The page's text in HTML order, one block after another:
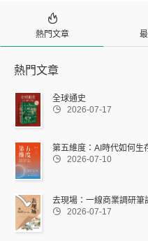

熱門文章
熱門文章
全球通史
 2026-07-17
第五維度：AI時代如何生
 2026-07-10
去現場：一線商業調研筆
 2026-07-17